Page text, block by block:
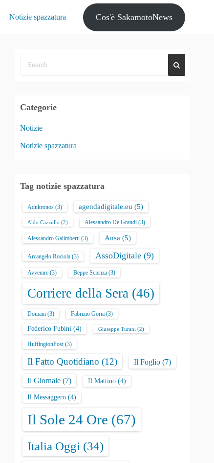
Notizie spazzatura Cos'è SakamotoNews
Categorie
Notizie
Notizie spazzatura
Tag notizie spazzatura
Adnkronos (3) agendadigitale.eu (5)
Aldo Cazzullo (2) Alessandro De Grandi (3)
Alessandro Galimberti (3) Ansa (5)
Arcangelo Rociola (3) AssoDigitale (9)
Avvenire (3) Beppe Scienza (3)
Corriere della Sera (46)
Domani (3) Fabrizio Goria (3)
Federico Fubini (4) Giuseppe Turani (2)
HuffingtonPost(3)
Il Fatto Quotidiano (12) Il Foglio (7)
Il Giornale (7) Il Mattino (4)
Il Messaggero (4)
Il Sole 24 Ore (67)
Italia Oggi (34)